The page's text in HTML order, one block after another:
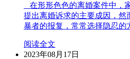
在形形色色的离婚案件中，
提出离婚诉求的主要成因，然
暴者的报复，常常选择隐忍的
阅读全文
2023年08月17日